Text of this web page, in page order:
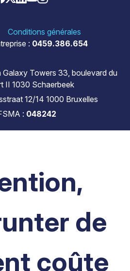
Conditions générales
: 0459.386.654
Galaxy Towers 33, boulevard du
II 1030 Schaerbeek
12/14 1000 Bruxelles
: 048242
de
coûte